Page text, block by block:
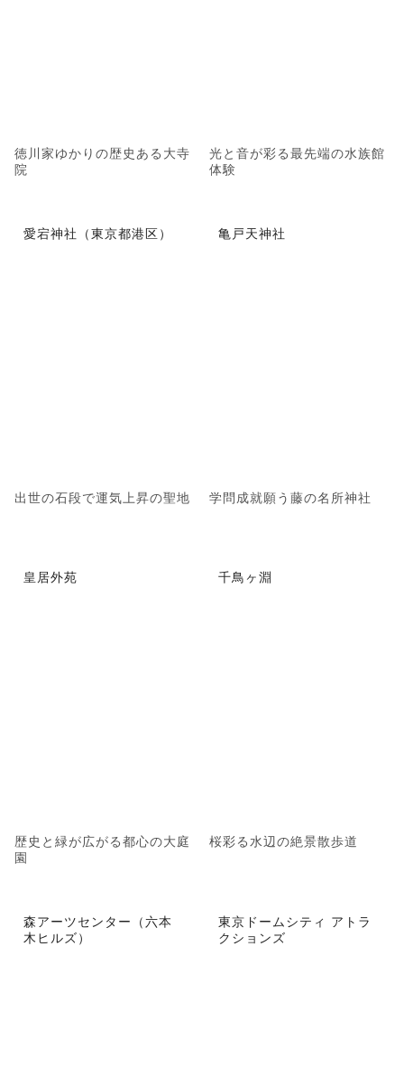
徳川家ゆかりの歴史ある大寺
院
光と音が彩る最先端の水族館
体験
愛宕神社（東京都港区）
出世の石段で運気上昇の聖地
亀戸天神社
学問成就願う藤の名所神社
皇居外苑
歴史と緑が広がる都心の大庭
園
千鳥ヶ淵
桜彩る水辺の絶景散歩道
森アーツセンター（六本
木ヒルズ）
東京ドームシティ アトラ
クションズ